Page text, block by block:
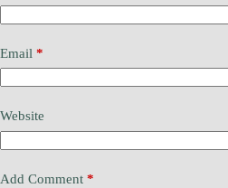
Email *
Website
Add Comment *